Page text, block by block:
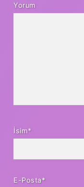
Yorum
İsim*
E-Posta*